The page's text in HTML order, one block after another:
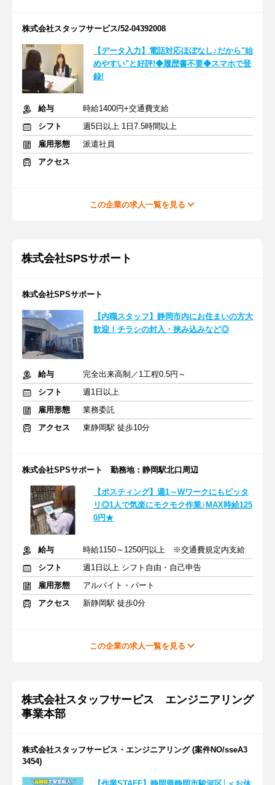
株式会社スタッフサービス/52-04392008
【データ入力】電話対応ほぼなし♪だから"始
めやすい"と好評!◆履歴書不要◆スマホで登
録!
給与
時給1400円+交通費支給
シフト
週5日以上 1日7.5時間以上
雇用形態
派遣社員
アクセス
この企業の求人一覧を見る
株式会社SPSサポート
株式会社SPSサポート
【内職スタッフ】静岡市内にお住まいの方大
歓迎！チラシの封入・挟み込みなど◎
給与
完全出来高制／1工程0.5円～
シフト
週1日以上
雇用形態
業務委託
アクセス
東静岡駅 徒歩10分
株式会社SPSサポート 勤務地：静岡駅北口周辺
【ポスティング】週1～Wワークにもピッタ
リ◎1人で気楽にモクモク作業♪MAX時給125
0円★
給与
時給1150～1250円以上 ※交通費規定内支給
シフト
週1日以上 シフト自由・自己申告
雇用形態
アルバイト・パート
アクセス
新静岡駅 徒歩0分
この企業の求人一覧を見る
株式会社スタッフサービス エンジニアリング
事業本部
株式会社スタッフサービス・エンジニアリング (案件NO/sseA3
3454)